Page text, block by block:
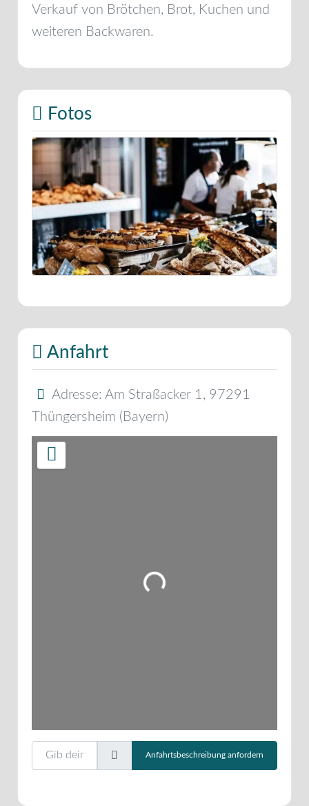
Verkauf von Brötchen, Brot, Kuchen und
weiteren Backwaren.
Fotos
Anfahrt
Adresse: Am Straßacker 1 , 97291
Thüngersheim ( Bayern)
Wird geladen …
Gib deinen Standort ein.
Anfahrtsbeschreibung anfordern